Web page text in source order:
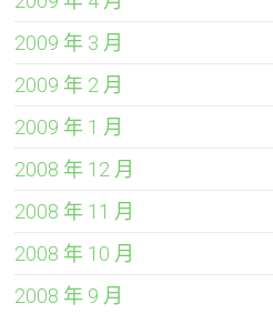
2009 年 3 月
2009 年 2 月
2009 年 1 月
2008 年 12 月
2008 年 11 月
2008 年 10 月
2008 年 9 月